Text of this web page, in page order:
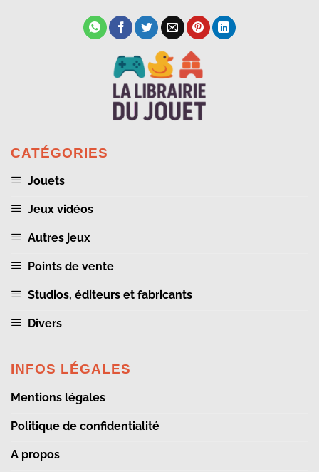
CATÉGORIES
Jouets
Jeux vidéos
Autres jeux
Points de vente
Studios, éditeurs et fabricants
Divers
INFOS LÉGALES
Mentions légales
Politique de confidentialité
A propos